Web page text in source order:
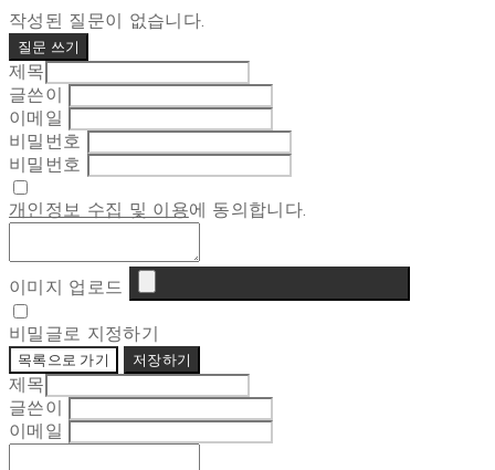
작성된 질문이 없습니다.
질문 쓰기
제목
글쓴이
이메일
비밀번호
비밀번호
개인정보 수집 및 이용에 동의합니다.
이미지 업로드
비밀글로 지정하기
목록으로 가기 저장하기
제목
글쓴이
이메일